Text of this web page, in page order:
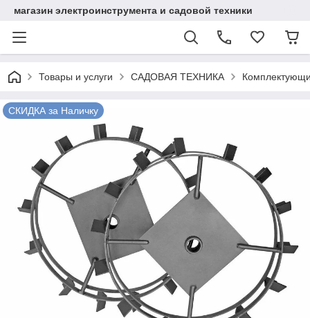
магазин электроинструмента и садовой техники
Товары и услуги САДОВАЯ ТЕХНИКА
СКИДКА за Наличку